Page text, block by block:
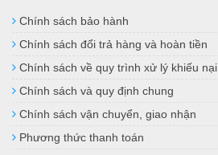
Chính sách bảo hành
Chính sách đổi trả hàng và hoàn tiền
Chính sách về quy trình xử lý khiếu nại
Chính sách và quy định chung
Chính sách vận chuyển, giao nhận
Phương thức thanh toán